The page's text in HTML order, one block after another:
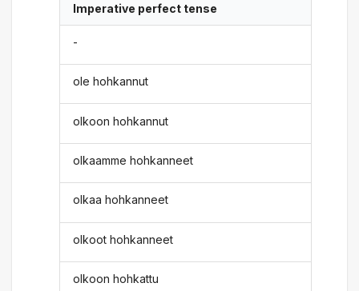
Imperative perfect tense
-
ole hohkannut
olkoon hohkannut
olkaamme hohkanneet
olkaa hohkanneet
olkoot hohkanneet
olkoon hohkattu